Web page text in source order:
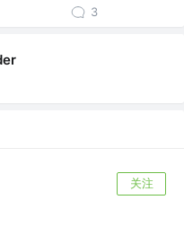
3
关注